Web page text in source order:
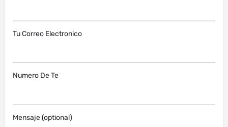
Tu Correo Electronico
Numero De Te
Mensaje (optional)